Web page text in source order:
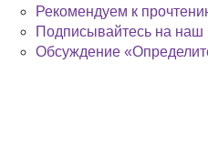
Рекомендуем к
Подписывайтесь на наш
Обсуждение